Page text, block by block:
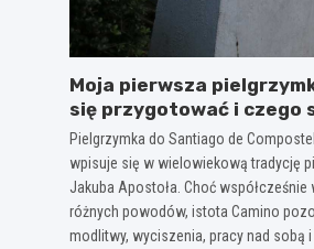
Moja pierwsza
się przygotować i czego
szlaku?
Pielgrzymka do Santiago de
wpisuje się w wielowiekową tradycję
Jakuba Apostoła. Choć
różnych powodów, istota Camino
modlitwy, wyciszenia, pracy nad sobą